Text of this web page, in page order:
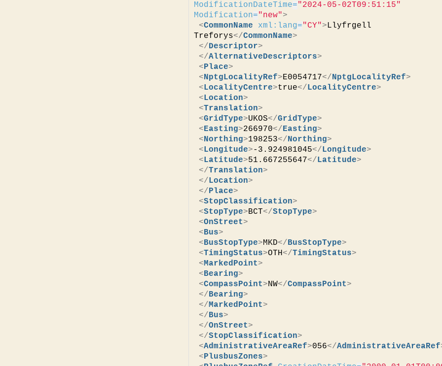
ModificationDateTime="2024-05-02T09:51:15"
Modification="new">
<CommonName xml:lang="CY">Llyfrgell
Treforys</CommonName>
</Descriptor>
</AlternativeDescriptors>
<Place>
<NptgLocalityRef>E0054717</NptgLocalityRef>
<LocalityCentre>true</LocalityCentre>
<Location>
<Translation>
<GridType>UKOS</GridType>
<Easting>266970</Easting>
<Northing>198253</Northing>
<Longitude>-3.924981045</Longitude>
<Latitude>51.667255647</Latitude>
</Translation>
</Location>
</Place>
<StopClassification>
<StopType>BCT</StopType>
<OnStreet>
<Bus>
<BusStopType>MKD</BusStopType>
<TimingStatus>OTH</TimingStatus>
<MarkedPoint>
<Bearing>
<CompassPoint>NW</CompassPoint>
</Bearing>
</MarkedPoint>
</Bus>
</OnStreet>
</StopClassification>
<AdministrativeAreaRef>056</AdministrativeAreaRef
<PlusbusZones>